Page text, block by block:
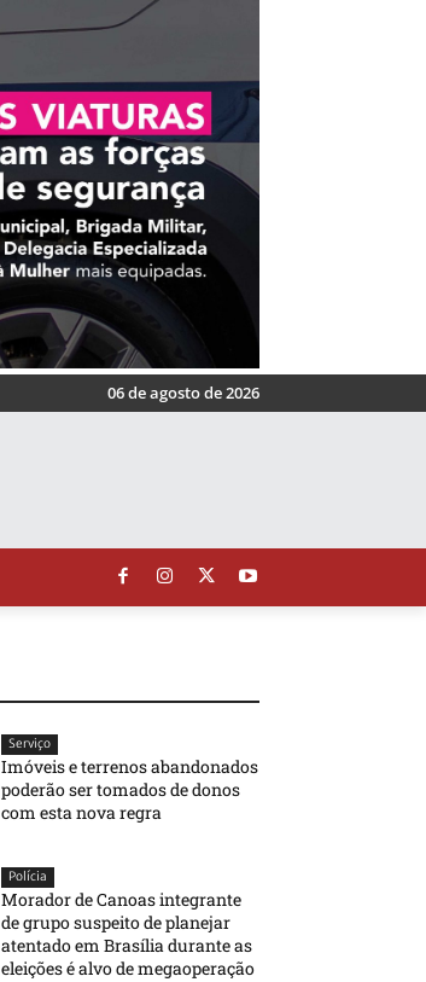
06 de agosto de 2026
Serviço
Imóveis e terrenos abandonados
poderão ser tomados de donos
com esta nova regra
Polícia
Morador de Canoas integrante
de grupo suspeito de planejar
atentado em Brasília durante as
eleições é alvo de megaoperação